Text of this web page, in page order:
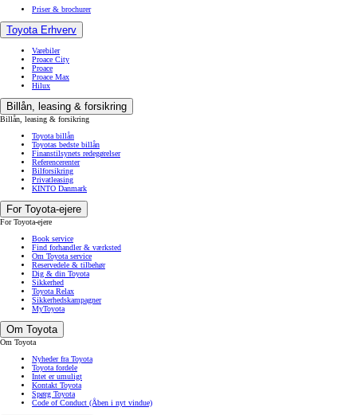
Priser & brochurer
Toyota Erhverv
Varebiler
Proace City
Proace
Proace Max
Hilux
Billån, leasing & forsikring
Billån, leasing & forsikring
Toyota billån
Toyotas bedste billån
Finanstilsynets redegørelser
Referencerenter
Bilforsikring
Privatleasing
KINTO Danmark
For Toyota-ejere
For Toyota-ejere
Book service
Find forhandler & værksted
Om Toyota service
Reservedele & tilbehør
Dig & din Toyota
Sikkerhed
Toyota Relax
Sikkerhedskampagner
MyToyota
Om Toyota
Om Toyota
Nyheder fra Toyota
Toyota fordele
Intet er umuligt
Kontakt Toyota
Spørg Toyota
Code of Conduct (Åben i nyt vindue)